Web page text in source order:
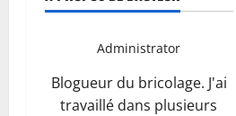
Administrator
Blogueur du bricolage. J'ai
travaillé dans plusieurs